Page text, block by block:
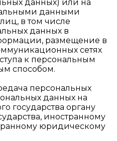
данных) или на
данными
в том числе
данных в
размещение в
сетях
к персональным
способом.
персональных
данных на
государства органу
иностранному
юридическому